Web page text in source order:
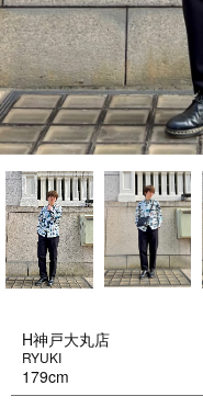
H神戸大丸店
RYUKI
179cm